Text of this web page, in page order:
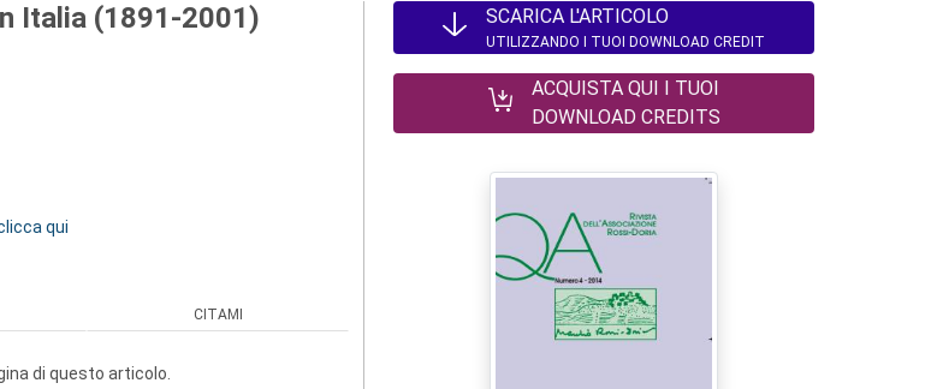
Italia (1891-2001)
qui
CITAMI
di questo articolo.
SCARICA L'ARTICOLO
UTILIZZANDO I TUOI DOWNLOAD CREDIT
ACQUISTA QUI I TUOI
DOWNLOAD CREDITS